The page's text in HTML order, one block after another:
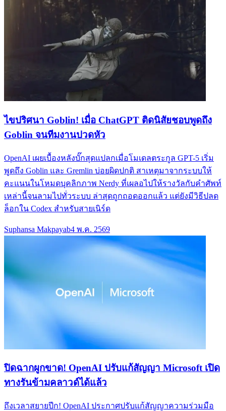
ไขปริศนา Goblin! เมื่อ ChatGPT ติดนิสัยชอบพูดถึง
Goblin จนทีมงานปวดหัว
OpenAI เผยเบื้องหลังบั๊กสุดแปลกเมื่อโมเดลตระกูล GPT-5 เริ่ม
พูดถึง Goblin และ Gremlin บ่อยผิดปกติ สาเหตุมาจากระบบให้
คะแนนในโหมดบุคลิกภาพ Nerdy ที่เผลอไปให้รางวัลกับคำศัพท์
เหล่านี้จนลามไปทั่วระบบ ล่าสุดถูกถอดออกแล้ว แต่ยังมีวิธีปลด
ล็อกใน Codex สำหรับสายเนิร์ด
Suphansa Makpayab4 พ.ค. 2569
ปิดฉากผูกขาด! OpenAI ปรับแก้สัญญา Microsoft เปิด
ทางรันข้ามคลาวด์ได้แล้ว
ถึงเวลาสยายปีก! OpenAI ประกาศปรับแก้สัญญาความร่วมมือ